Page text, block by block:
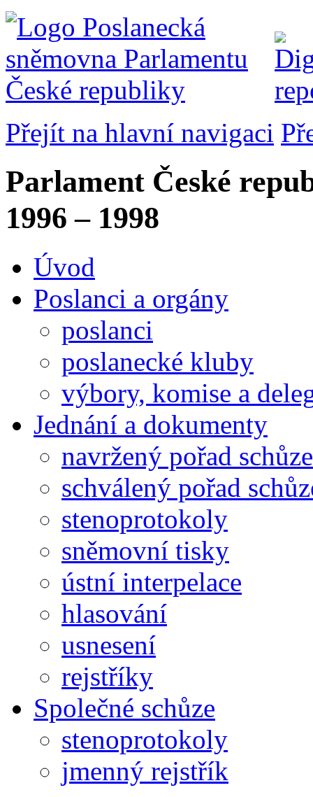
Přejít na hlavní navigaci
Parlament České
1996 – 1998
Úvod
Poslanci a orgány
poslanci
poslanecké kluby
výbory, komise a
Jednání a dokumenty
navržený pořad schůze
schválený pořad
stenoprotokoly
sněmovní tisky
ústní interpelace
hlasování
usnesení
rejstříky
Společné schůze
stenoprotokoly
jmenný rejstřík